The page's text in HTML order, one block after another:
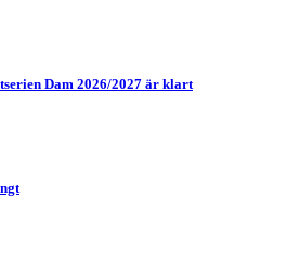
Dam 2026/2027 är klart